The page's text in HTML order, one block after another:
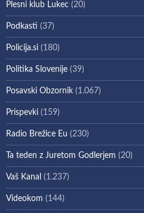
Plesni klub Lukec (20)
Podkasti (37)
Policija.si (180)
Politika Slovenije (39)
Posavski Obzornik (1.067)
Prispevki (159)
Radio Brežice Eu (230)
Ta teden z Juretom Godlerjem (20)
Vaš Kanal (1.237)
Videokom (144)